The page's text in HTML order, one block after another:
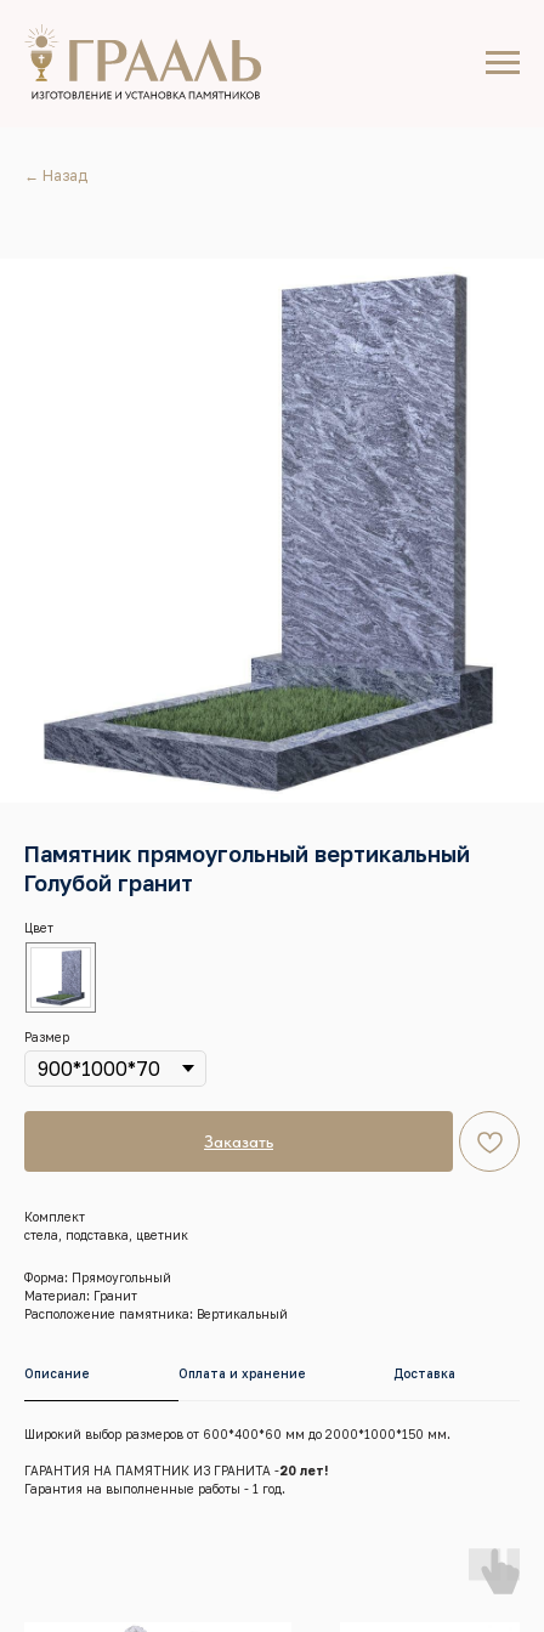
← Назад
Памятник прямоугольный вертикальный
Голубой гранит
Цвет
Размер
Заказать
Комплект
стела, подставка, цветник
Форма: Прямоугольный
Материал: Гранит
Расположение памятника: Вертикальный
Описание Оплата и хранение Доставка
Широкий выбор размеров от 600*400*60 мм до 2000*1000*150 мм.
ГАРАНТИЯ НА ПАМЯТНИК ИЗ ГРАНИТА -20 лет!
Гарантия на выполненные работы - 1 год.